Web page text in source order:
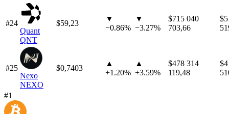
#24
Quant
QNT
$59,23
▼
−0.86%
▼
−3.27%
$715 040
703,66
#25
Nexo
NEXO
$0,7403
▲
+1.20%
▲
+3.59%
$478 314
119,48
#1